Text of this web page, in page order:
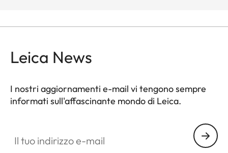
Leica News
I nostri aggiornamenti e-mail vi tengono sempre
informati sull'affascinante mondo di Leica.